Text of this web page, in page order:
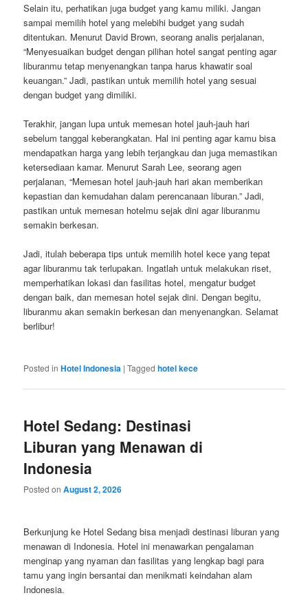
Selain itu, perhatikan juga budget yang kamu miliki. Jangan
sampai memilih hotel yang melebihi budget yang sudah
ditentukan. Menurut David Brown, seorang analis perjalanan,
“Menyesuaikan budget dengan pilihan hotel sangat penting agar
liburanmu tetap menyenangkan tanpa harus khawatir soal
keuangan.” Jadi, pastikan untuk memilih hotel yang sesuai
dengan budget yang dimiliki.
Terakhir, jangan lupa untuk memesan hotel jauh-jauh hari
sebelum tanggal keberangkatan. Hal ini penting agar kamu bisa
mendapatkan harga yang lebih terjangkau dan juga memastikan
ketersediaan kamar. Menurut Sarah Lee, seorang agen
perjalanan, “Memesan hotel jauh-jauh hari akan memberikan
kepastian dan kemudahan dalam perencanaan liburan.” Jadi,
pastikan untuk memesan hotelmu sejak dini agar liburanmu
semakin berkesan.
Jadi, itulah beberapa tips untuk memilih hotel kece yang tepat
agar liburanmu tak terlupakan. Ingatlah untuk melakukan riset,
memperhatikan lokasi dan fasilitas hotel, mengatur budget
dengan baik, dan memesan hotel sejak dini. Dengan begitu,
liburanmu akan semakin berkesan dan menyenangkan. Selamat
berlibur!
Posted in Hotel Indonesia |Tagged hotel kece
Hotel Sedang: Destinasi
Liburan yang Menawan di
Indonesia
Posted onAugust 2, 2026
Berkunjung ke Hotel Sedang bisa menjadi destinasi liburan yang
menawan di Indonesia. Hotel ini menawarkan pengalaman
menginap yang nyaman dan fasilitas yang lengkap bagi para
tamu yang ingin bersantai dan menikmati keindahan alam
Indonesia.